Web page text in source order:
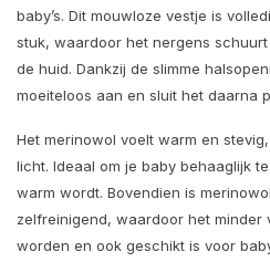
baby’s. Dit mouwloze vestje is
stuk, waardoor het nergens
de huid. Dankzij de slimme
moeiteloos aan en sluit het daarna
Het merinowol voelt warm en
licht. Ideaal om je baby behaaglijk
warm wordt. Bovendien is
zelfreinigend, waardoor het minder
worden en ook geschikt is voor